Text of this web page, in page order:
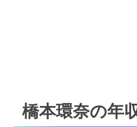
橋本環奈の年